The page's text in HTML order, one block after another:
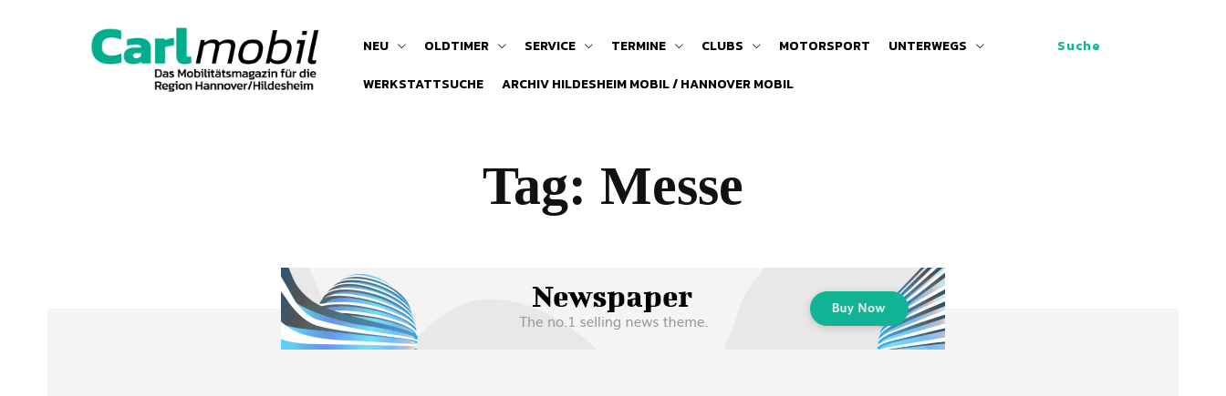
Suche
NEU OLDTIMER SERVICE TERMINE CLUBS MOTORSPORT
UNTERWEGS
WERKSTATTSUCHE
ARCHIV HILDESHEIM MOBIL / HANNOVER MOBIL
Tag: Messe